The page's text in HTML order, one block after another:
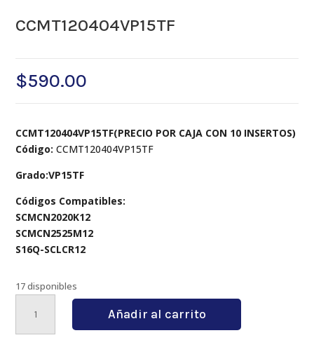
CCMT120404VP15TF
$590.00
CCMT120404VP15TF(PRECIO POR CAJA CON 10 INSERTOS)
Código: CCMT120404VP15TF
Grado:VP15TF
Códigos Compatibles:
SCMCN2020K12
SCMCN2525M12
S16Q-SCLCR12
17 disponibles
CCMT120404VP15TF
cantidad
Añadir al carrito